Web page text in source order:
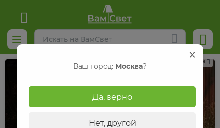
Реклама
Ваш город: Москва?
Да, верно
Нет, другой